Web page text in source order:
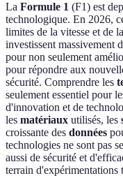
La Formule 1 (F1) est
technologique. En 2026,
limites de la vitesse et de
investissent massivement
pour non seulement
pour répondre aux
sécurité. Comprendre les
seulement essentiel pour
d'innovation et de
les matériaux utilisés, les
croissante des données
technologies ne sont pas
aussi de sécurité et
terrain d'expérimentations